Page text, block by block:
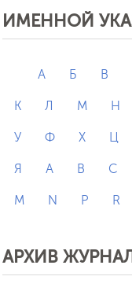
ИМЕННОЙ
А Б В
К Л М Н
У Ф Х Ц
Я A B C
M N P R
АРХИВ